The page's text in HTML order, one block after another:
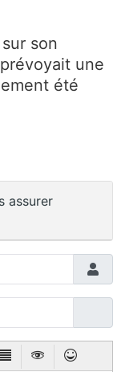
son
une
été
assurer